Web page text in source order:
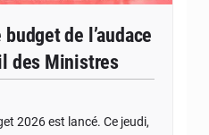
de l’audace
des Ministres
2026 est lancé. Ce jeudi,